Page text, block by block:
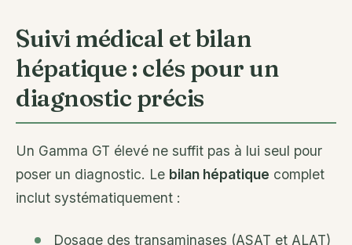
Suivi médical et bilan
hépatique : clés pour un
diagnostic précis
Un Gamma GT élevé ne suffit pas à lui seul pour
poser un diagnostic. Le bilan hépatique complet
inclut systématiquement :
Dosage des transaminases (ASAT et ALAT)